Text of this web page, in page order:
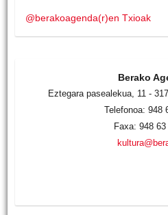
@berakoagenda(r)en Txioak
Berako
Eztegara pasealekua, 11 -
Telefonoa: 948
Faxa: 948